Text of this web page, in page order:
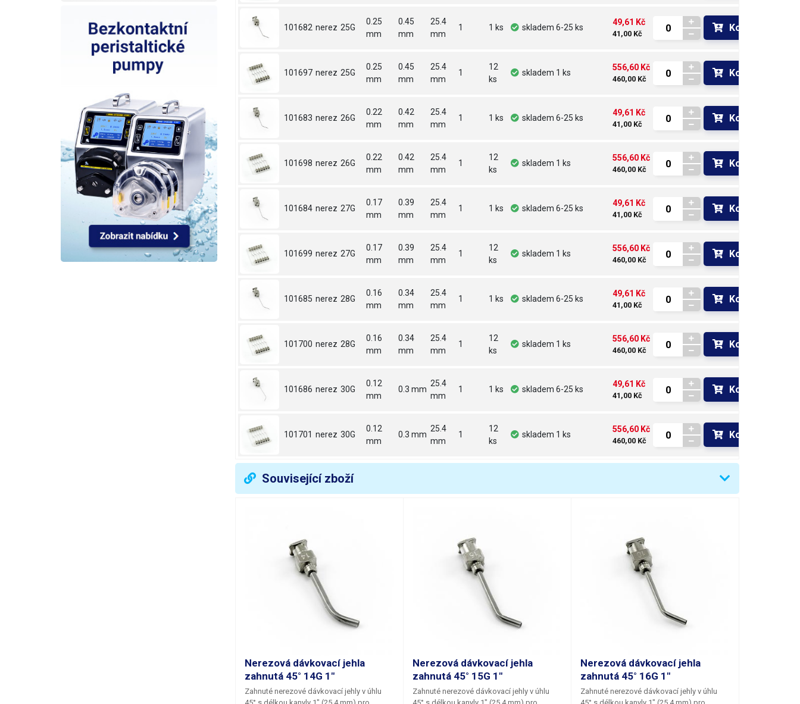
101682 nerez 25G
0.25
mm
0.45
mm
25.4
mm
1 1 ks skladem 6-25 ks
49,61 Kč
41,00 Kč
Koupit
101697 nerez 25G
0.25
mm
0.45
mm
25.4
mm
1
12
ks
skladem 1 ks
556,60 Kč
460,00 Kč
Koupit
101683 nerez 26G
0.22
mm
0.42
mm
25.4
mm
1 1 ks skladem 6-25 ks
49,61 Kč
41,00 Kč
Koupit
101698 nerez 26G
0.22
mm
0.42
mm
25.4
mm
1
12
ks
skladem 1 ks
556,60 Kč
460,00 Kč
Koupit
101684 nerez 27G
0.17
mm
0.39
mm
25.4
mm
1 1 ks skladem 6-25 ks
49,61 Kč
41,00 Kč
Koupit
101699 nerez 27G
0.17
mm
0.39
mm
25.4
mm
1
12
ks
skladem 1 ks
556,60 Kč
460,00 Kč
Koupit
101685 nerez 28G
0.16
mm
0.34
mm
25.4
mm
1 1 ks skladem 6-25 ks
49,61 Kč
41,00 Kč
Koupit
101700 nerez 28G
0.16
mm
0.34
mm
25.4
mm
1
12
ks
skladem 1 ks
556,60 Kč
460,00 Kč
Koupit
101686 nerez 30G
0.12
mm
0.3 mm
25.4
mm
1 1 ks skladem 6-25 ks
49,61 Kč
41,00 Kč
Koupit
101701 nerez 30G
0.12
mm
0.3 mm
25.4
mm
1
12
ks
skladem 1 ks
556,60 Kč
460,00 Kč
Koupit
Související zboží
Nerezová dávkovací jehla
zahnutá 45° 14G 1"
Zahnuté nerezové dávkovací jehlyv úhlu
Nerezová dávkovací jehla
zahnutá 45° 15G 1"
Zahnuté nerezové dávkovací jehlyv úhlu
Nerezová dávkovací jehla
zahnutá 45° 16G 1"
Zahnuté nerezové dávkovací jehlyv úhlu